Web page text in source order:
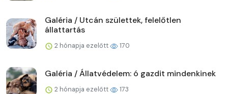
Galéria / Utcán születtek, felelőtlen
állattartás
2 hónapja ezelőtt 170
Galéria / Állatvédelem: ó gazdit mindenkinek
2 hónapja ezelőtt 173